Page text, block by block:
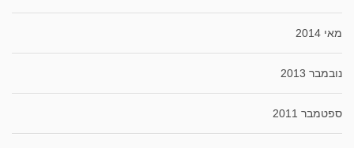
מאי 2014
נובמבר 2013
ספטמבר 2011